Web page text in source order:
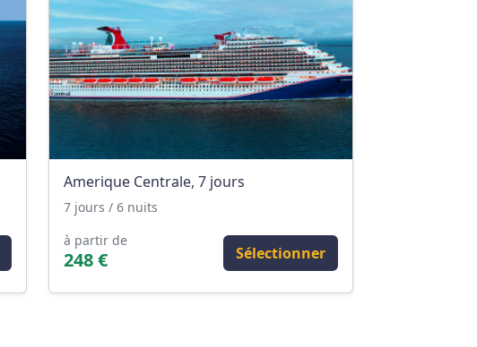
Amerique Centrale, 7 jours
7 jours / 6 nuits
à partir de
248 € Sélectionner